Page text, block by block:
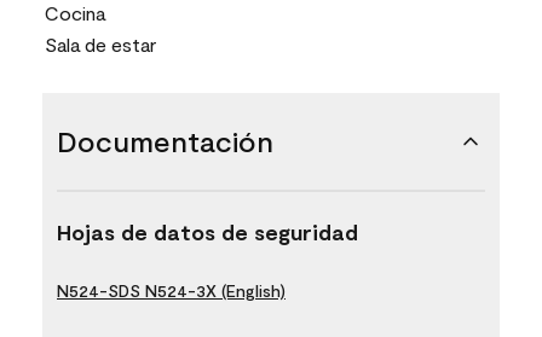
Cocina
Sala de estar
Documentación
Hojas de datos de seguridad
N524-SDS N524-3X (English)